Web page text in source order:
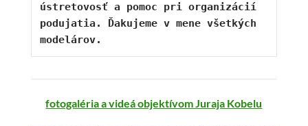
ústretovosť a pomoc pri organizácií
podujatia. Ďakujeme v mene všetkých
modelárov.
fotogaléria a videá objektívom Juraja Kobelu